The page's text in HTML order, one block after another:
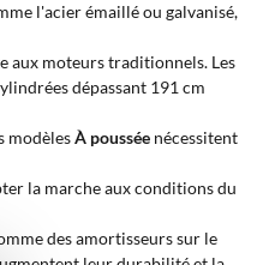
l'acier émaillé ou galvanisé,
aux moteurs traditionnels. Les
dépassant 191 cm
modèlesÀ poussée nécessitent
la marche aux conditions du
des amortisseurs sur le